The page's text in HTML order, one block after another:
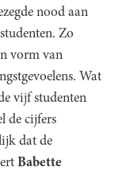
nood aan
Zo
vorm van
Wat
vijf studenten
de cijfers
dat de
Babette